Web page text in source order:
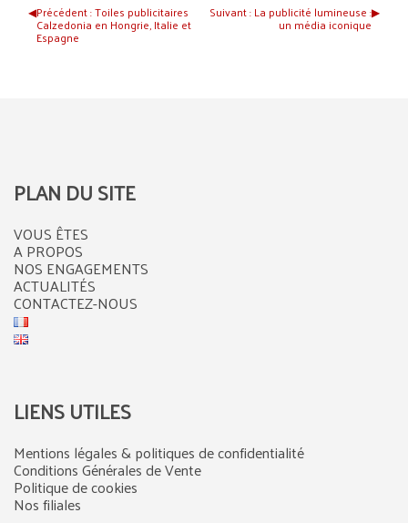
◀︎Précédent :Toiles publicitaires
Calzedonia en Hongrie, Italie et
Espagne
Suivant :La publicité lumineuse :
un média iconique
▶︎
PLAN DU SITE
VOUS ÊTES
A PROPOS
NOS ENGAGEMENTS
ACTUALITÉS
CONTACTEZ-NOUS
LIENS UTILES
Mentions légales & politiques de confidentialité
Conditions Générales de Vente
Politique de cookies
Nos filiales